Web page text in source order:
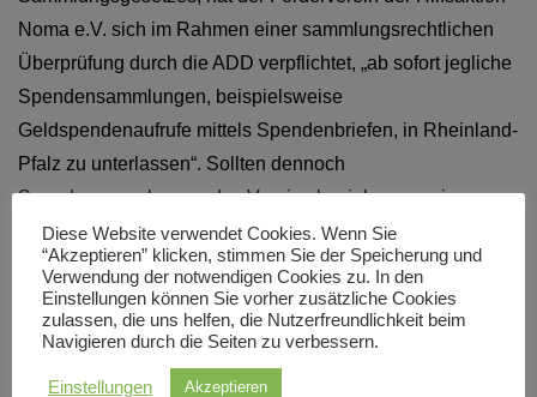
Noma e.V. sich im Rahmen einer sammlungsrechtlichen
Überprüfung durch die ADD verpflichtet, „ab sofort jegliche
Spendensammlungen, beispielsweise
Geldspendenaufrufe mittels Spendenbriefen, in Rheinland-
Pfalz zu unterlassen“. Sollten dennoch
Spendensammlungen des Vereins beziehungsweise
öffentliche Aufrufe hierzu in Rheinland-Pfalz bekannt
werden, bittet die ADD um sofortige Mitteilung.
In Anbetracht der vorgenannten Hinweise zur
Spendenwerbung kann das DZI eine Förderung der
Diese Website verwendet Cookies. Wenn Sie
“Akzeptieren” klicken, stimmen Sie der Speicherung und
Verwendung der notwendigen Cookies zu. In den
Einstellungen können Sie vorher zusätzliche Cookies
zulassen, die uns helfen, die Nutzerfreundlichkeit beim
Navigieren durch die Seiten zu verbessern.
Einstellungen Akzeptieren